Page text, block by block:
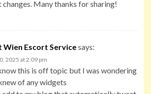
changes. Many thanks for sharing!
Wien Escort Servicesays:
2025 at 2:09 pm
this is off topic but I was wondering
of any widgets